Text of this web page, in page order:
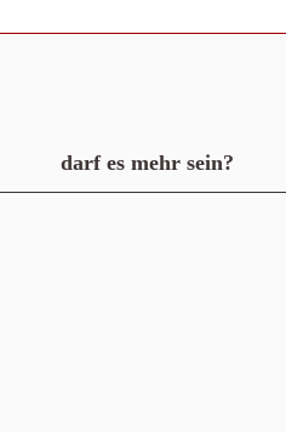
darf es mehr sein?